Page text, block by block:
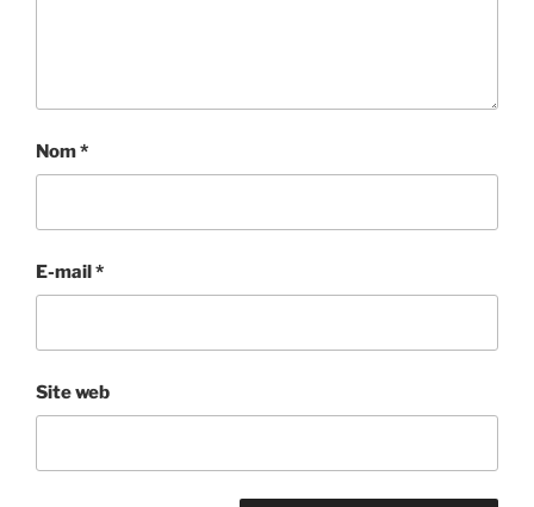
Nom*
E-mail*
Site web